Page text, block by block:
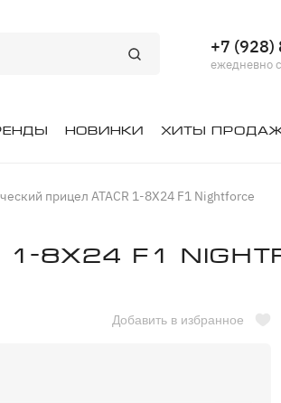
+7
ежедневно
Новинки Хиты
прицел ATACR 1-8X24 F1 Nightforce
1-8X24 F1
Добавить в избранное